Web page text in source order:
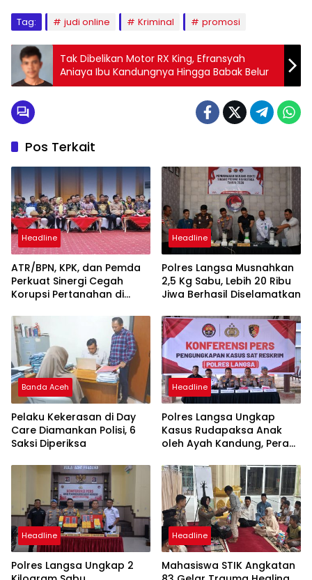
Tag: judi online Kriminal promosi
Tak Dibelikan Motor RX King, Efransyah
Aniaya Ibu Kandungnya Hingga Babak Belur
Pos Terkait
Headline
ATR/BPN, KPK, dan Pemda
Perkuat Sinergi Cegah
Korupsi Pertanahan di
Headline
Polres Langsa Musnahkan
2,5 Kg Sabu, Lebih 20 Ribu
Jiwa Berhasil Diselamatkan
Banda Aceh
Pelaku Kekerasan di Day
Care Diamankan Polisi, 6
Saksi Diperiksa
Headline
Polres Langsa Ungkap
Kasus Rudapaksa Anak
oleh Ayah Kandung, Peran
Pelaku Ditangkap
Headline
Polres Langsa Ungkap 2
Headline
Mahasiswa STIK Angkatan